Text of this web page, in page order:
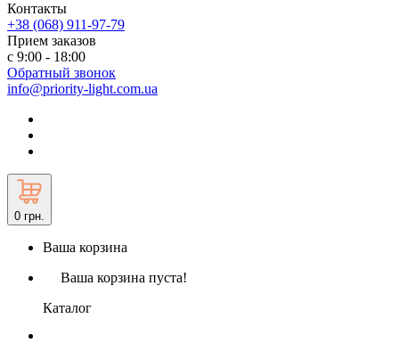
Контакты
+38 (068) 911-97-79
Прием заказов
с 9:00 - 18:00
Обратный звонок
info@priority-light.com.ua
0 грн.
Ваша корзина
Ваша корзина пуста!
Каталог